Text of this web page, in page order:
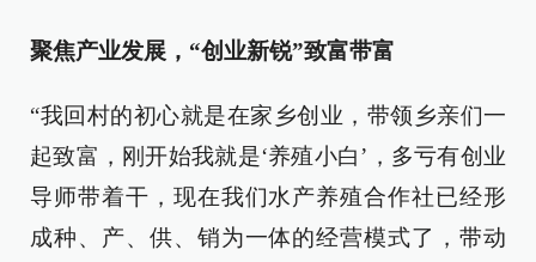
聚焦产业发展，“创业新锐”致富带富
“我回村的初心就是在家乡创业，带领乡亲们一
起致富，刚开始我就是‘养殖小白’，多亏有创业
导师带着干，现在我们水产养殖合作社已经形
成种、产、供、销为一体的经营模式了，带动